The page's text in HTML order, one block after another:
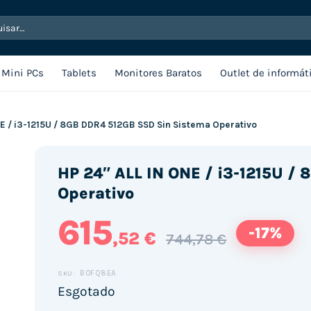
Mini PCs Tablets Monitores Baratos Outlet de
/ i3-1215U / 8GB DDR4 512GB SSD Sin Sistema Operativo
HP 24″ ALL IN ONE / i3-1215U /
Operativo
615,52 € 744,78 € -17%
SKU: B0FQ8EA
Esgotado